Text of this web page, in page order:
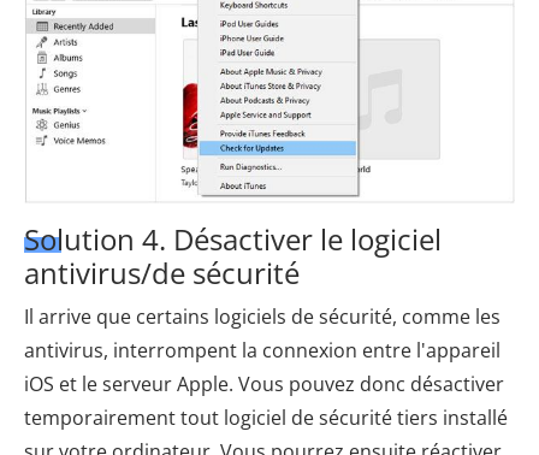
Solution 4. Désactiver le logiciel
antivirus/de sécurité
Il arrive que certains logiciels de sécurité, comme les
antivirus, interrompent la connexion entre l'appareil
iOS et le serveur Apple. Vous pouvez donc désactiver
temporairement tout logiciel de sécurité tiers installé